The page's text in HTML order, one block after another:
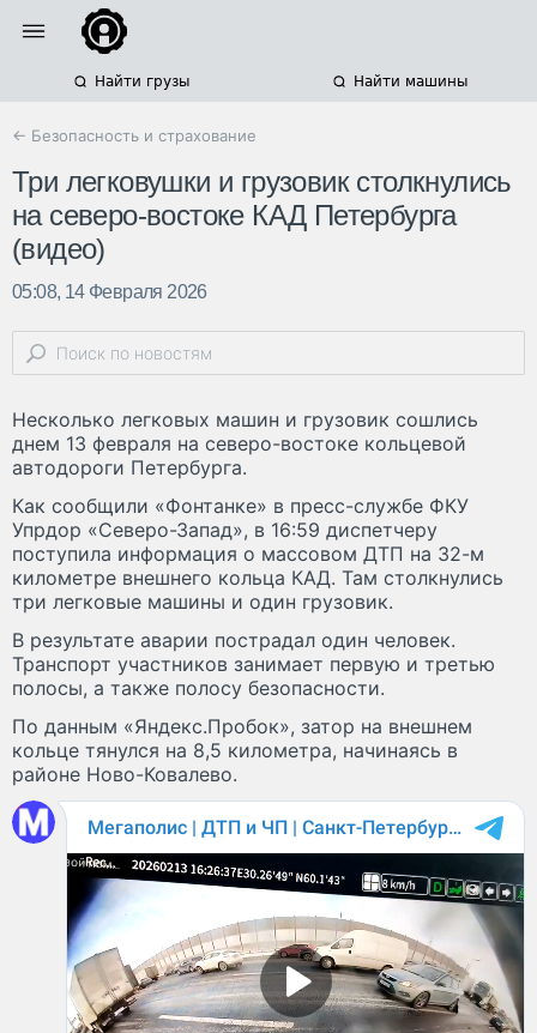
Найти грузы Найти машины
← Безопасность и страхование
Три легковушки и грузовик столкнулись
на северо-востоке КАД Петербурга
(видео)
05:08, 14 Февраля 2026
Несколько легковых машин и грузовик сошлись
днем 13 февраля на северо-востоке кольцевой
автодороги Петербурга.
Как сообщили «Фонтанке» в пресс-службе ФКУ
Упрдор «Северо-Запад», в 16:59 диспетчеру
поступила информация о массовом ДТП на 32-м
километре внешнего кольца КАД. Там столкнулись
три легковые машины и один грузовик.
В результате аварии пострадал один человек.
Транспорт участников занимает первую и третью
полосы, а также полосу безопасности.
По данным «Яндекс.Пробок», затор на внешнем
кольце тянулся на 8,5 километра, начинаясь в
районе Ново-Ковалево.